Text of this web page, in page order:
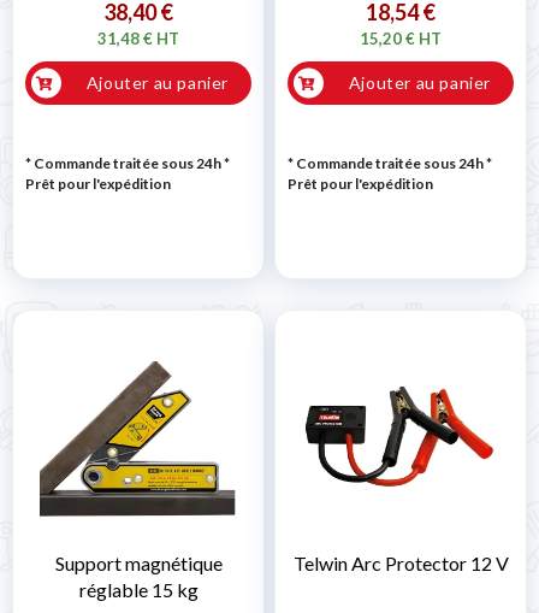
38,40 €
31,48 € HT
Ajouter au panier
* Commande traitée sous 24h*
Prêt pour l'expédition
18,54 €
15,20 € HT
Ajouter au panier
* Commande traitée sous 24h*
Prêt pour l'expédition
Support magnétique
réglable 15 kg
Telwin Arc Protector 12 V